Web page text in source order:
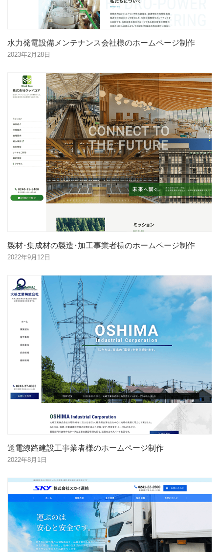
水力発電設備メンテナンス会社様のホームページ制作
2023年2月28日
製材･集成材の製造･加工事業者様のホームページ制作
2022年9月12日
送電線路建設工事業者様のホームページ制作
2022年8月1日